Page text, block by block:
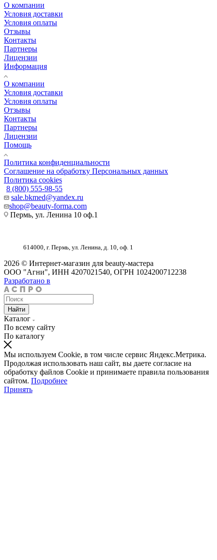
О компании
Условия доставки
Условия оплаты
Отзывы
Контакты
Партнеры
Лицензии
Информация
О компании
Условия доставки
Условия оплаты
Отзывы
Контакты
Партнеры
Лицензии
Помощь
Политика конфиденциальности
Соглашение на обработку Персональных данных
Политика cookies
8 (800) 555-98-55
sale.bkmed@yandex.ru
shop@beauty-forma.com
Пермь, ул. Ленина 10 оф.1
614000, г. Пермь, ул. Ленина, д. 10, оф. 1
2026 © Интернет-магазин для beauty-мастера
ООО "Агни", ИНН 4207021540, ОГРН 1024200712238
Разработано в
Найти
Каталог
По всему сайту
По каталогу
Мы используем Cookie, в том числе сервис Яндекс.Метрика.
Продолжая использовать наш сайт, вы даете согласие на
обработку файлов Cookie и принимаете правила пользования
сайтом. Подробнее
Принять